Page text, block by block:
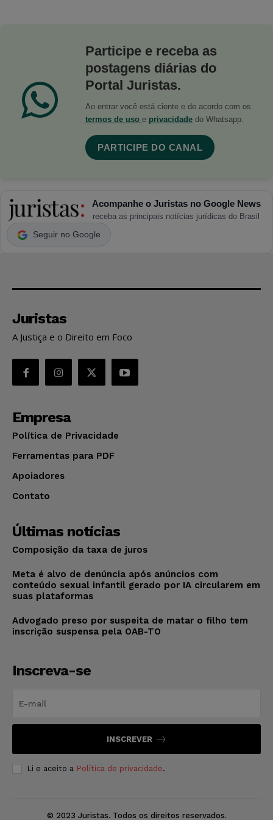
Participe e receba as
postagens diárias do
Portal Juristas.
Ao entrar você está ciente e de acordo com os
termos de uso e privacidade do Whatsapp.
PARTICIPE DO CANAL
Acompanhe o Juristas no Google News
receba as principais notícias jurídicas do Brasil
Seguir no Google
Juristas
A Justiça e o Direito em Foco
Empresa
Política de Privacidade
Ferramentas para PDF
Apoiadores
Contato
Últimas notícias
Composição da taxa de juros
Meta é alvo de denúncia após anúncios com
conteúdo sexual infantil gerado por IA circularem em
suas plataformas
Advogado preso por suspeita de matar o filho tem
inscrição suspensa pela OAB-TO
Inscreva-se
INSCREVER
Li e aceito a Política de privacidade.
© 2023 Juristas. Todos os direitos reservados.